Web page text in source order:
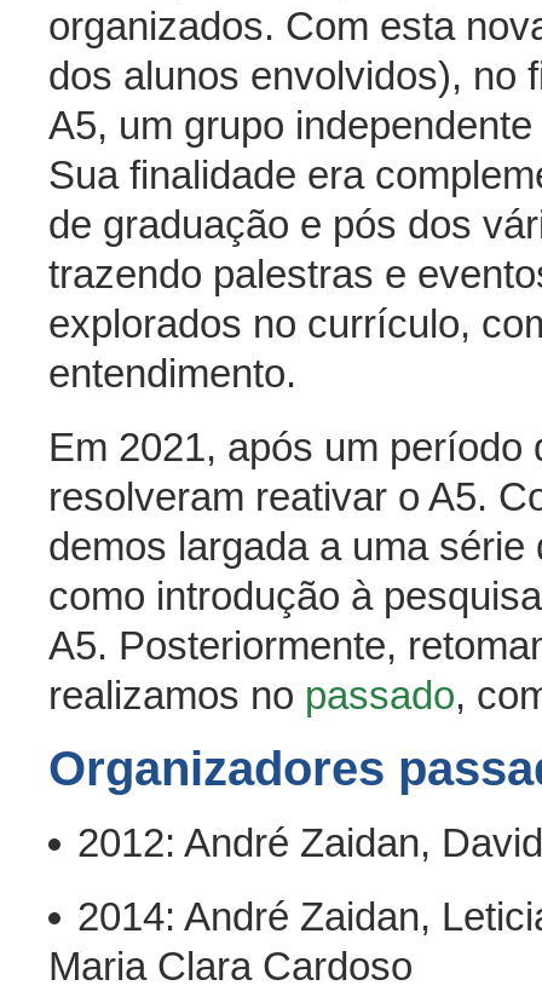
organizados. Com esta
dos alunos envolvidos), no
A5, um grupo
Sua finalidade era
de graduação e pós dos
trazendo palestras e
explorados no currículo,
entendimento.
Em 2021, após um
resolveram reativar o A5.
demos largada a uma
como introdução à
A5. Posteriormente,
realizamos no passado,
Organizadores
2012: André Zaidan,
2014: André Zaidan,
Maria Clara Cardoso